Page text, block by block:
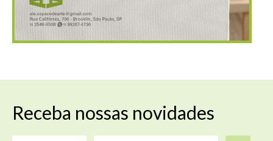
Receba nossas novidades